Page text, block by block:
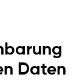
Daten